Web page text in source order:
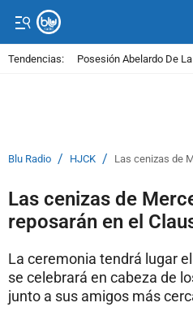
Tendencias: Posesión Abelardo De
Blu Radio / HJCK / Las cenizas de
Las cenizas de
reposarán en el
La ceremonia tendrá lugar
se celebrará en cabeza de
junto a sus amigos más